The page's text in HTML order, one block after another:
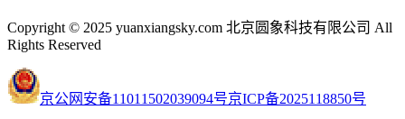
Copyright © 2025 yuanxiangsky.com 北京圆象科技有限公司 All
Rights Reserved
京公网安备11011502039094号京ICP备2025118850号